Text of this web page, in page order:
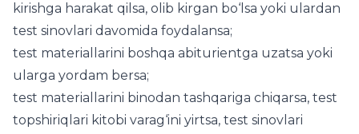
kirishga harakat qilsa, olib kirgan bo‘lsa yoki ulardan
test sinovlari davomida foydalansa;
test materiallarini boshqa abiturientga uzatsa yoki
ularga yordam bersa;
test materiallarini binodan tashqariga chiqarsa, test
topshiriqlari kitobi varag‘ini yirtsa, test sinovlari